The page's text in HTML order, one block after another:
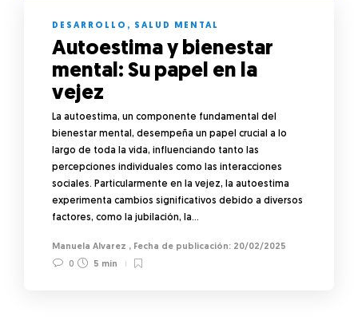
DESARROLLO , SALUD MENTAL
Autoestima y bienestar
mental: Su papel en la
vejez
La autoestima, un componente fundamental del
bienestar mental, desempeña un papel crucial a lo
largo de toda la vida, influenciando tanto las
percepciones individuales como las interacciones
sociales. Particularmente en la vejez, la autoestima
experimenta cambios significativos debido a diversos
factores, como la jubilación, la…
Manuela Alvarez ,
20/02/2025
0
5 min